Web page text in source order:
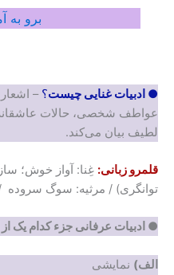
برو به
● ادبیات غنایی چیست؟ –
عواطف شخصی، حالات عاشقانه و
لطیف بیان می‌کند.
قلمرو زبانی: غِنا: آواز خوش؛
توانگری) / مرثیه: سوگ سروده /
● ادبیات عرفانی جزء کدام یک از
الف) نمایشی